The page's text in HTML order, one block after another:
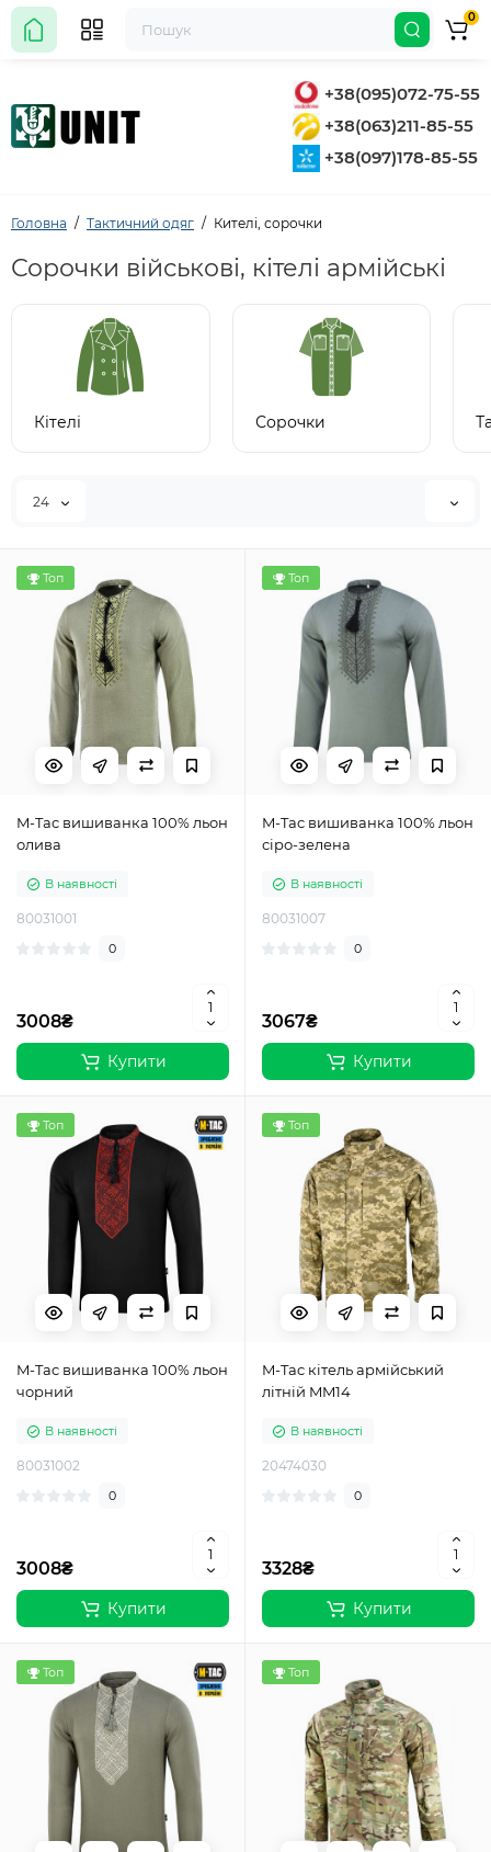
+38(095)072-75-55
+38(063)211-85-55
+38(097)178-85-55
0
Головна Тактичний одяг Кителі, сорочки
Сорочки військові, кітелі армійські
Кітелі Сорочки
24
Топ
M-Tac вишиванка 100% льон
олива
В наявності
80031001
0
3008₴
Купити
Топ
M-Tac вишиванка 100% льон
сіро-зелена
В наявності
80031007
0
3067₴
Купити
Топ
M-Tac вишиванка 100% льон
чорний
В наявності
80031002
0
3008₴
Купити
Топ
M-Tac кітель армійський
літній MM14
В наявності
20474030
0
3328₴
Купити
Топ Топ